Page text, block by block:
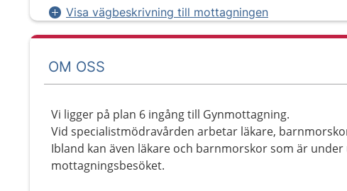
Visa vägbeskrivning till mottagningen
OM OSS
Vi ligger på plan 6 ingång till Gynmottagning.
Vid specialistmödravården arbetar läkare,
Ibland kan även läkare och barnmorskor som är
mottagningsbesöket.